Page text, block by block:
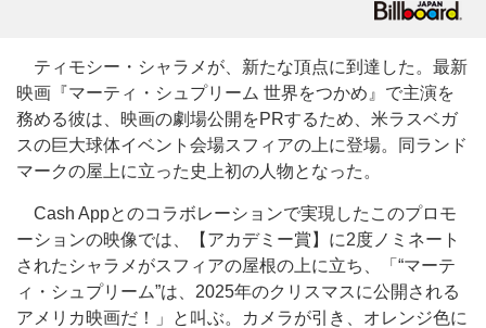
ティモシー・シャラメが、新たな頂点に到達した。最新
映画『マーティ・シュプリーム 世界をつかめ』で主演を
務める彼は、映画の劇場公開をPRするため、米ラスベガ
スの巨大球体イベント会場スフィアの上に登場。同ランド
マークの屋上に立った史上初の人物となった。
Cash Appとのコラボレーションで実現したこのプロモ
ーションの映像では、【アカデミー賞】に2度ノミネート
されたシャラメがスフィアの屋根の上に立ち、「“マーテ
ィ・シュプリーム”は、2025年のクリスマスに公開される
アメリカ映画だ！」と叫ぶ。カメラが引き、オレンジ色に